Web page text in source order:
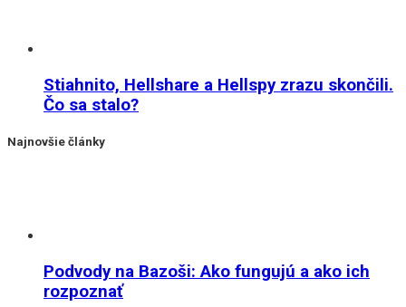
Stiahnito, Hellshare a Hellspy zrazu skončili.
Čo sa stalo?
Najnovšie články
Podvody na Bazoši: Ako fungujú a ako ich
rozpoznať